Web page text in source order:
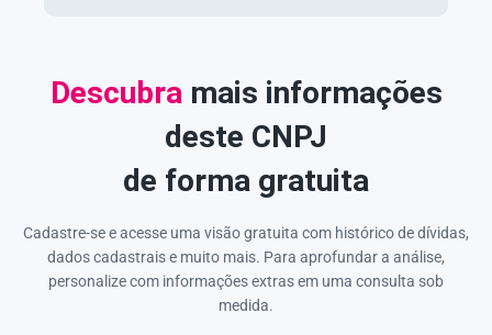
Descubra mais informações
deste CNPJ
de forma gratuita
Cadastre-se e acesse uma visão gratuita com histórico de dívidas,
dados cadastrais e muito mais. Para aprofundar a análise,
personalize com informações extras em uma consulta sob
medida.